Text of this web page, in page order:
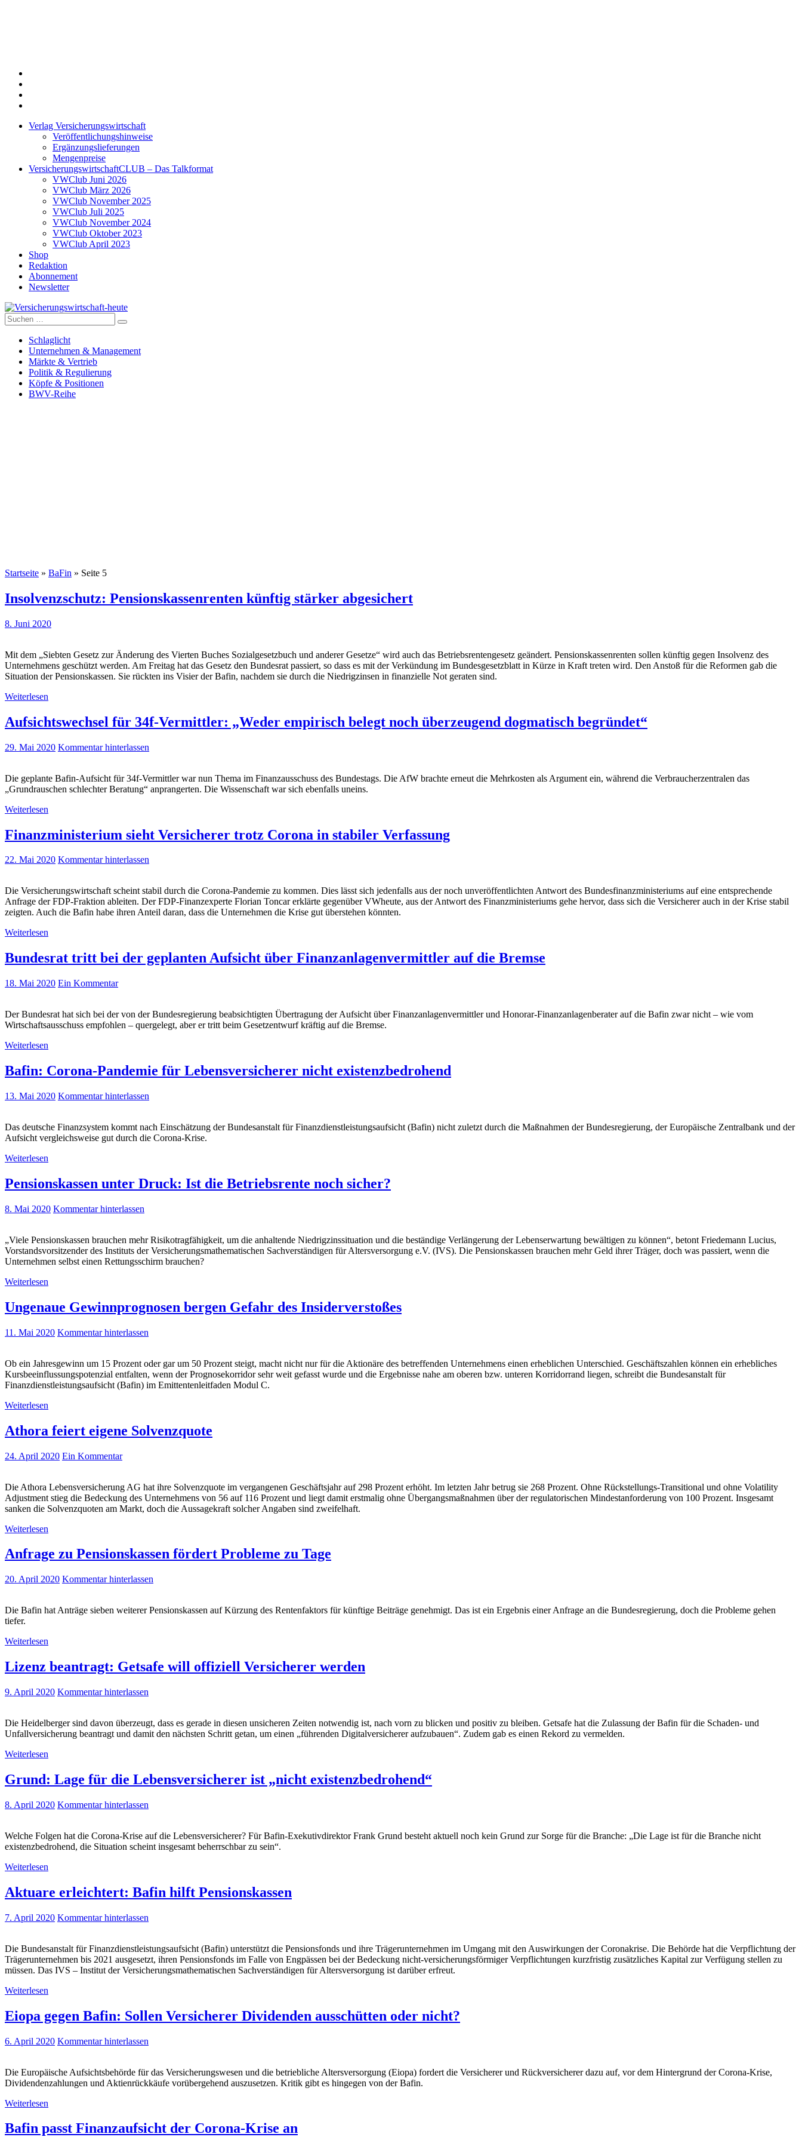
Verlag Versicherungswirtschaft
Veröffentlichungshinweise
Ergänzungslieferungen
Mengenpreise
VersicherungswirtschaftCLUB – Das Talkformat
VWClub Juni 2026
VWClub März 2026
VWClub November 2025
VWClub Juli 2025
VWClub November 2024
VWClub Oktober 2023
VWClub April 2023
Shop
Redaktion
Abonnement
Newsletter
Versicherungswirtschaft-heute
Suche
nach:
Schlaglicht
Unternehmen & Management
Märkte & Vertrieb
Politik & Regulierung
Köpfe & Positionen
BWV-Reihe
Startseite » BaFin » Seite 5
Insolvenzschutz: Pensionskassenrenten künftig stärker abgesichert
8. Juni 2020
Mit dem „Siebten Gesetz zur Änderung des Vierten Buches Sozialgesetzbuch und anderer Gesetze“ wird auch das Betriebsrentengesetz geändert. Pensionskassenrenten sollen künftig gegen Insolvenz des
Unternehmens geschützt werden. Am Freitag hat das Gesetz den Bundesrat passiert, so dass es mit der Verkündung im Bundesgesetzblatt in Kürze in Kraft treten wird. Den Anstoß für die Reformen gab die
Situation der Pensionskassen. Sie rückten ins Visier der Bafin, nachdem sie durch die Niedrigzinsen in finanzielle Not geraten sind.
Weiterlesen
Aufsichtswechsel für 34f-Vermittler: „Weder empirisch belegt noch überzeugend dogmatisch begründet“
29. Mai 2020 Kommentar hinterlassen
Die geplante Bafin-Aufsicht für 34f-Vermittler war nun Thema im Finanzausschuss des Bundestags. Die AfW brachte erneut die Mehrkosten als Argument ein, während die Verbraucherzentralen das
„Grundrauschen schlechter Beratung“ anprangerten. Die Wissenschaft war sich ebenfalls uneins.
Weiterlesen
Finanzministerium sieht Versicherer trotz Corona in stabiler Verfassung
22. Mai 2020 Kommentar hinterlassen
Die Versicherungswirtschaft scheint stabil durch die Corona-Pandemie zu kommen. Dies lässt sich jedenfalls aus der noch unveröffentlichten Antwort des Bundesfinanzministeriums auf eine entsprechende
Anfrage der FDP-Fraktion ableiten. Der FDP-Finanzexperte Florian Toncar erklärte gegenüber VWheute, aus der Antwort des Finanzministeriums gehe hervor, dass sich die Versicherer auch in der Krise stabil
zeigten. Auch die Bafin habe ihren Anteil daran, dass die Unternehmen die Krise gut überstehen könnten.
Weiterlesen
Bundesrat tritt bei der geplanten Aufsicht über Finanzanlagenvermittler auf die Bremse
18. Mai 2020 Ein Kommentar
Der Bundesrat hat sich bei der von der Bundesregierung beabsichtigten Übertragung der Aufsicht über Finanzanlagenvermittler und Honorar-Finanzanlagenberater auf die Bafin zwar nicht – wie vom
Wirtschaftsausschuss empfohlen – quergelegt, aber er tritt beim Gesetzentwurf kräftig auf die Bremse.
Weiterlesen
Bafin: Corona-Pandemie für Lebensversicherer nicht existenzbedrohend
13. Mai 2020 Kommentar hinterlassen
Das deutsche Finanzsystem kommt nach Einschätzung der Bundesanstalt für Finanzdienstleistungsaufsicht (Bafin) nicht zuletzt durch die Maßnahmen der Bundesregierung, der Europäische Zentralbank und der
Aufsicht vergleichsweise gut durch die Corona-Krise.
Weiterlesen
Pensionskassen unter Druck: Ist die Betriebsrente noch sicher?
8. Mai 2020 Kommentar hinterlassen
„Viele Pensionskassen brauchen mehr Risikotragfähigkeit, um die anhaltende Niedrigzinssituation und die beständige Verlängerung der Lebenserwartung bewältigen zu können“, betont Friedemann Lucius,
Vorstandsvorsitzender des Instituts der Versicherungsmathematischen Sachverständigen für Altersversorgung e.V. (IVS). Die Pensionskassen brauchen mehr Geld ihrer Träger, doch was passiert, wenn die
Unternehmen selbst einen Rettungsschirm brauchen?
Weiterlesen
Ungenaue Gewinnprognosen bergen Gefahr des Insiderverstoßes
11. Mai 2020 Kommentar hinterlassen
Ob ein Jahresgewinn um 15 Prozent oder gar um 50 Prozent steigt, macht nicht nur für die Aktionäre des betreffenden Unternehmens einen erheblichen Unterschied. Geschäftszahlen können ein erhebliches
Kursbeeinflussungspotenzial entfalten, wenn der Prognosekorridor sehr weit gefasst wurde und die Ergebnisse nahe am oberen bzw. unteren Korridorrand liegen, schreibt die Bundesanstalt für
Finanzdienstleistungsaufsicht (Bafin) im Emittentenleitfaden Modul C.
Weiterlesen
Athora feiert eigene Solvenzquote
24. April 2020 Ein Kommentar
Die Athora Lebensversicherung AG hat ihre Solvenzquote im vergangenen Geschäftsjahr auf 298 Prozent erhöht. Im letzten Jahr betrug sie 268 Prozent. Ohne Rückstellungs-Transitional und ohne Volatility
Adjustment stieg die Bedeckung des Unternehmens von 56 auf 116 Prozent und liegt damit erstmalig ohne Übergangsmaßnahmen über der regulatorischen Mindestanforderung von 100 Prozent. Insgesamt
sanken die Solvenzquoten am Markt, doch die Aussagekraft solcher Angaben sind zweifelhaft.
Weiterlesen
Anfrage zu Pensionskassen fördert Probleme zu Tage
20. April 2020 Kommentar hinterlassen
Die Bafin hat Anträge sieben weiterer Pensionskassen auf Kürzung des Rentenfaktors für künftige Beiträge genehmigt. Das ist ein Ergebnis einer Anfrage an die Bundesregierung, doch die Probleme gehen
tiefer.
Weiterlesen
Lizenz beantragt: Getsafe will offiziell Versicherer werden
9. April 2020 Kommentar hinterlassen
Die Heidelberger sind davon überzeugt, dass es gerade in diesen unsicheren Zeiten notwendig ist, nach vorn zu blicken und positiv zu bleiben. Getsafe hat die Zulassung der Bafin für die Schaden- und
Unfallversicherung beantragt und damit den nächsten Schritt getan, um einen „führenden Digitalversicherer aufzubauen“. Zudem gab es einen Rekord zu vermelden.
Weiterlesen
Grund: Lage für die Lebensversicherer ist „nicht existenzbedrohend“
8. April 2020 Kommentar hinterlassen
Welche Folgen hat die Corona-Krise auf die Lebensversicherer? Für Bafin-Exekutivdirektor Frank Grund besteht aktuell noch kein Grund zur Sorge für die Branche: „Die Lage ist für die Branche nicht
existenzbedrohend, die Situation scheint insgesamt beherrschbar zu sein“.
Weiterlesen
Aktuare erleichtert: Bafin hilft Pensionskassen
7. April 2020 Kommentar hinterlassen
Die Bundesanstalt für Finanzdienstleistungsaufsicht (Bafin) unterstützt die Pensionsfonds und ihre Trägerunternehmen im Umgang mit den Auswirkungen der Coronakrise. Die Behörde hat die Verpflichtung der
Trägerunternehmen bis 2021 ausgesetzt, ihren Pensionsfonds im Falle von Engpässen bei der Bedeckung nicht-versicherungsförmiger Verpflichtungen kurzfristig zusätzliches Kapital zur Verfügung stellen zu
müssen. Das IVS – Institut der Versicherungsmathematischen Sachverständigen für Altersversorgung ist darüber erfreut.
Weiterlesen
Eiopa gegen Bafin: Sollen Versicherer Dividenden ausschütten oder nicht?
6. April 2020 Kommentar hinterlassen
Die Europäische Aufsichtsbehörde für das Versicherungswesen und die betriebliche Altersversorgung (Eiopa) fordert die Versicherer und Rückversicherer dazu auf, vor dem Hintergrund der Corona-Krise,
Dividendenzahlungen und Aktienrückkäufe vorübergehend auszusetzen. Kritik gibt es hingegen von der Bafin.
Weiterlesen
Bafin passt Finanzaufsicht der Corona-Krise an